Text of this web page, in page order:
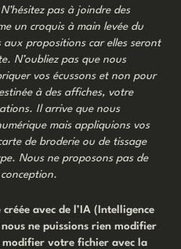
pas à joindre des
un croquis à main levée du
propositions car elles seront
N’oubliez pas que nous
vos écussons et non pour
à des affiches, votre
Il arrive que nous
mais appliquions vos
de broderie ou de tissage
Nous ne proposons pas de
conception.
avec de l’IA (Intelligence
ne puissions rien modifier
modifier votre fichier avec la